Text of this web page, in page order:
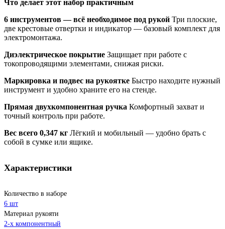
Что делает этот набор практичным
6 инструментов — всё необходимое под рукой Три плоские,
две крестовые отвертки и индикатор — базовый комплект для
электромонтажа.
Диэлектрическое покрытие Защищает при работе с
токопроводящими элементами, снижая риски.
Маркировка и подвес на рукоятке Быстро находите нужный
инструмент и удобно храните его на стенде.
Прямая двухкомпонентная ручка Комфортный захват и
точный контроль при работе.
Вес всего 0,347 кг Лёгкий и мобильный — удобно брать с
собой в сумке или ящике.
Характеристики
Количество в наборе
6 шт
Материал рукояти
2-х компонентный